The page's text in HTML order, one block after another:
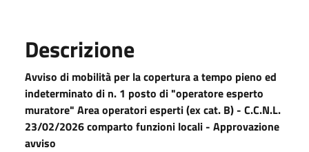
Descrizione
Avviso di mobilità per la copertura a tempo pieno ed
indeterminato di n. 1 posto di "operatore esperto
muratore" Area operatori esperti (ex cat. B) - C.C.N.L.
23/02/2026 comparto funzioni locali - Approvazione
avviso